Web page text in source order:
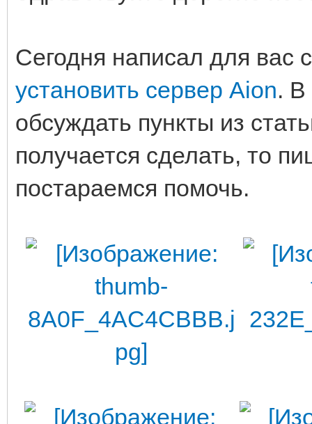
Сегодня написал для вас
установить сервер Aion. В
обсуждать пункты из
получается сделать, то
постараемся помочь.